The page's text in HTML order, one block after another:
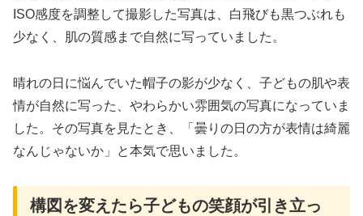
ISO感度を調整して撮影した写真は、白飛びも黒つぶれも
少なく、肌の質感まで自然に写っていました。
晴れの日に悩んでいた帽子の影が少なく、子どもの肌や表
情が自然に写った、やわらかい雰囲気の写真になっていま
した。その写真を見たとき、「曇りの日の方が表情は綺麗
なんじゃないか」と本気で思いました。
構図を変えたら子どもの笑顔が引き立っ